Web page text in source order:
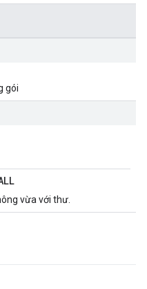
gói
vừa với thư.